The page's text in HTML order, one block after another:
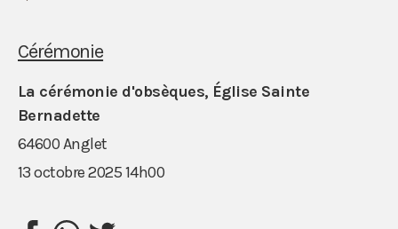
Cérémonie
La cérémonie d'obsèques, Église Sainte
Bernadette
64600 Anglet
13 octobre 2025 14h00